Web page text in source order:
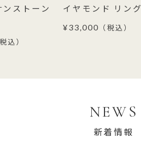
ストーン
込）
イヤモンド リング
¥33,000 （税込）
NEWS
新着情報